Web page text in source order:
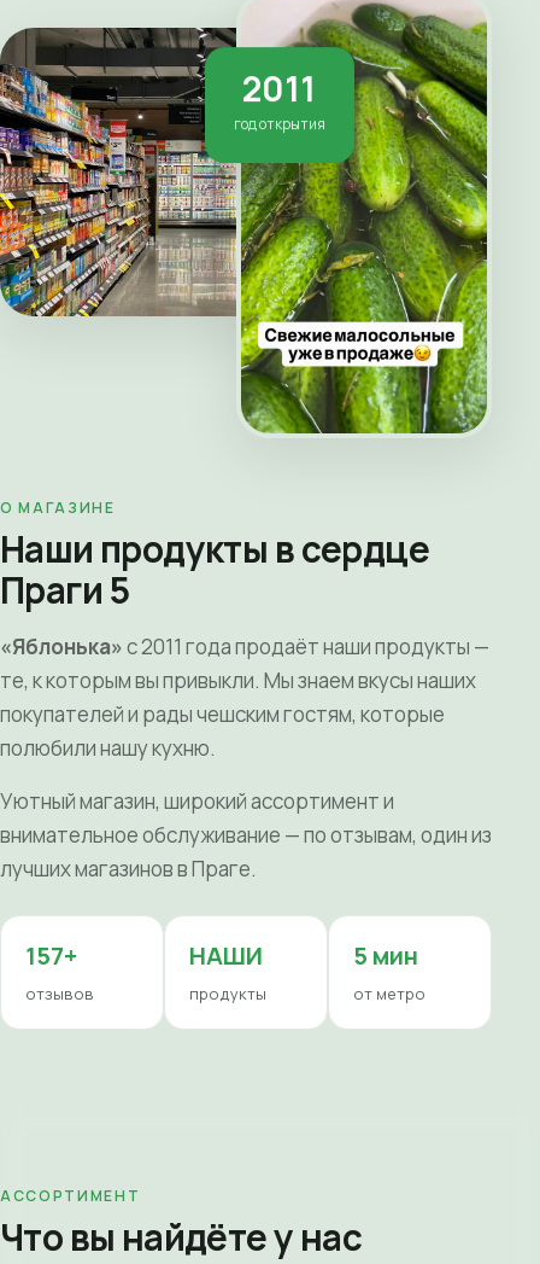
2011
год открытия
О МАГАЗИНЕ
Наши продукты в сердце
Праги 5
«Яблонька»с 2011 года продаёт наши продукты —
те, к которым вы привыкли. Мы знаем вкусы наших
покупателей и рады чешским гостям, которые
полюбили нашу кухню.
Уютный магазин, широкий ассортимент и
внимательное обслуживание — по отзывам, один из
лучших магазинов в Праге.
157+
отзывов
НАШИ
продукты
5 мин
от метро
АССОРТИМЕНТ
Что вы найдёте у нас